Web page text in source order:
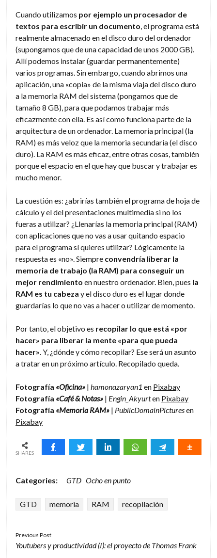
Cuando utilizamos por ejemplo un procesador de
textos para escribir un documento , el programa está
realmente almacenado en el disco duro del ordenador
(supongamos que de una capacidad de unos 2000 GB).
Allí podemos instalar (guardar permanentemente)
varios programas. Sin embargo, cuando abrimos una
aplicación, una «copia» de la misma viaja del disco duro
a la memoria RAM del sistema (pongamos que de
tamaño 8 GB), para que podamos trabajar más
eficazmente con ella. Es así como funciona parte de la
arquitectura de un ordenador. La memoria principal (la
RAM) es más veloz que la memoria secundaria (el disco
duro). La RAM es más eficaz, entre otras cosas, también
porque el espacio en el que hay que buscar y trabajar es
mucho menor.
La cuestión es: ¿abrirías también el programa de hoja de
cálculo y el del presentaciones multimedia si no los
fueras a utilizar? ¿Llenarías la memoria principal (RAM)
con aplicaciones que no vas a usar quitando espacio
para el programa sí quieres utilizar? Lógicamente la
respuesta es «no». Siempre convendría liberar la
memoria de trabajo (la RAM) para conseguir un
mejor rendimiento en nuestro ordenador. Bien, pues la
RAM es tu cabeza y el disco duro es el lugar donde
guardarías lo que no vas a hacer o utilizar de momento.
Por tanto, el objetivo es recopilar lo que está «por
hacer» para liberar la mente «para que pueda
hacer» . Y, ¿dónde y cómo recopilar? Ese será un asunto
a tratar en un próximo artículo. Recopilado queda.
Fotografía «Oficina» | hamonazaryan1 en Pixabay
Fotografía «Café & Notas» | Engin_Akyurten Pixabay
Fotografía «Memoria RAM» | PublicDomainPicturesen
Pixabay
SHARES
Categories: GTD Ocho en punto
GTD memoria RAM recopilación
Previous Post
Youtubers y productividad (I): el proyecto de Thomas Frank